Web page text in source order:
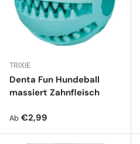
TRIXIE
Denta Fun Hundeball
massiert Zahnfleisch
Normaler Preis
Ab €2,99